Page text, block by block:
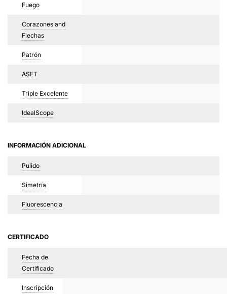
Fuego
Corazones and
Flechas
Patrón
ASET
Triple Excelente
IdealScope
INFORMACIÓN ADICIONAL
Pulido
Simetría
Fluorescencia
CERTIFICADO
Fecha de
Certificado
Inscripción